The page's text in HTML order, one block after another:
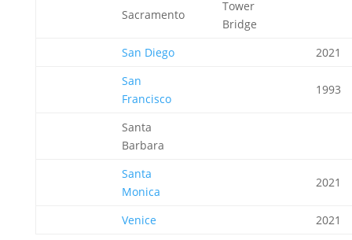
Sacramento
Tower
Bridge
San Diego
2021
San
Francisco
1993
Santa
Barbara
Santa
Monica
2021
Venice 2021